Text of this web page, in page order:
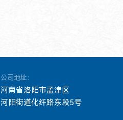
公司地址：
河南省洛阳市孟津区
河阳街道化纤路东段5号